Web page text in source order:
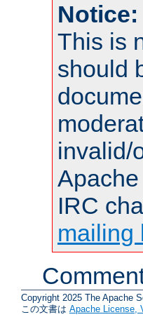
Notice:
This is
should
invalid/
IRC
mailing
Copyright 2025 The Apache
この文書は Apache License,